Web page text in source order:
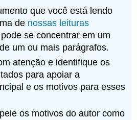
que você está lendo
de nossas leituras
se concentrar em um
um ou mais parágrafos.
atenção e identifique os
para apoiar a
e os motivos para esses
os motivos do autor como